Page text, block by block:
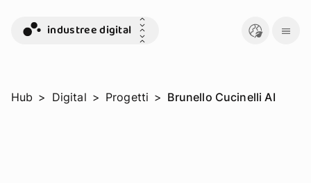
industree digital
Hub > Digital > Progetti > Brunello Cucinelli AI